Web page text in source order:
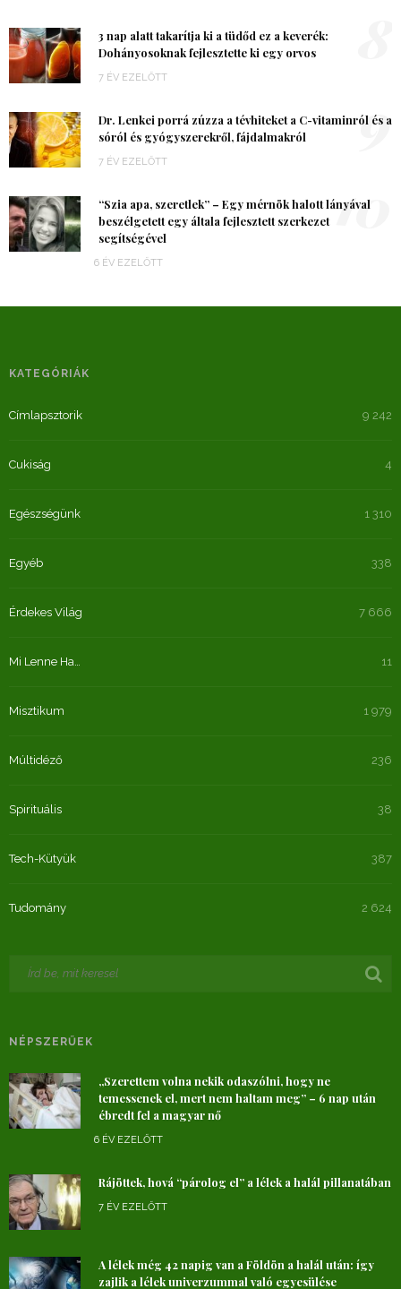
3 nap alatt takarítja ki a tüdőd ez a keverék:
Dohányosoknak fejlesztette ki egy orvos
7 ÉV EZELŐTT
Dr. Lenkei porrá zúzza a tévhiteket a C-vitaminról és a
sóról és gyógyszerekről, fájdalmakról
7 ÉV EZELŐTT
9
“Szia apa, szeretlek” – Egy mérnök halott lányával
beszélgetett egy általa fejlesztett szerkezet
segítségével
6 ÉV EZELŐTT
10
KATEGÓRIÁK
Címlapsztorik 9 242
Cukiság 4
Egészségünk 1 310
Egyéb 338
Érdekes Világ 7 666
Mi Lenne Ha… 11
Misztikum 1 979
Múltidéző 236
Spirituális 38
Tech-Kütyük 387
Tudomány 2 624
NÉPSZERŰEK
„Szerettem volna nekik odaszólni, hogy ne
temessenek el, mert nem haltam meg” – 6 nap után
ébredt fel a magyar nő
6 ÉV EZELŐTT
Rájöttek, hová “párolog el” a lélek a halál pillanatában
7 ÉV EZELŐTT
A lélek még 42 napig van a Földön a halál után: így
zajlik a lélek univerzummal való egyesülése